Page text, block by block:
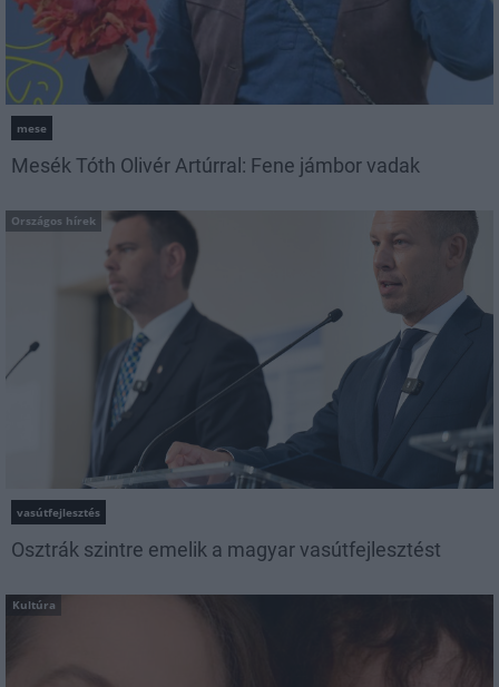
mese
Mesék Tóth Olivér Artúrral: Fene jámbor vadak
Országos hírek
vasútfejlesztés
Osztrák szintre emelik a magyar vasútfejlesztést
Kultúra